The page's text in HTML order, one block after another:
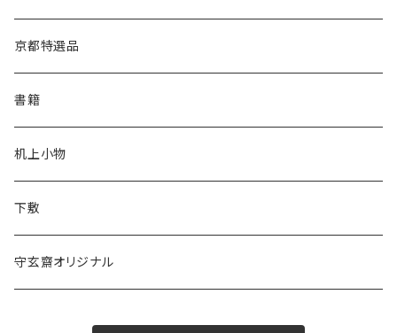
長栄堂
菊壽堂
唐筆
あかしや
長栄堂
菊壽堂
半切
1.75×7.5
半紙
半切
1.75×7.5
かな用
漢字用
かな用
京都特選品
書籍
机上小物
下敷
守玄齋オリジナル